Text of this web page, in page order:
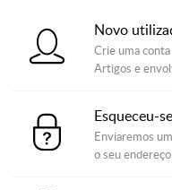
Novo
Crie uma
Artigos e
Esqueceu-
Enviaremos
o seu